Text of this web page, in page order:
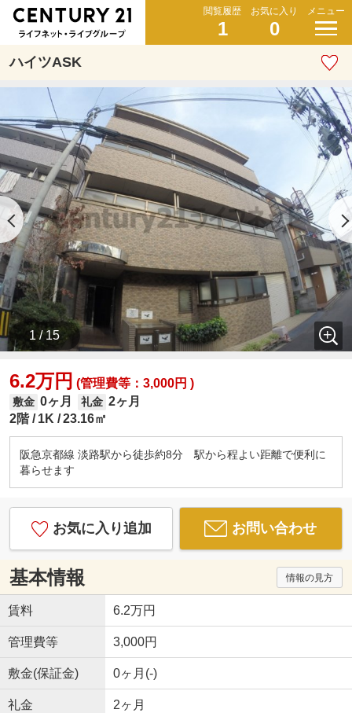
閲覧履歴
1
お気に入り
0
メニュー
ハイツASK
1 / 15
6.2万円 (管理費等：3,000円 )
敷金 0ヶ月 礼金 2ヶ月
2階
1K 23.16㎡
阪急京都線 淡路駅から徒歩約8分 駅から程よい距離で便利に
暮らせます
お気に入り追加 お問い合わせ
基本情報 情報の見方
賃料 6.2万円
管理費等 3,000円
敷金(保証金) 0ヶ月(-)
礼金 2ヶ月